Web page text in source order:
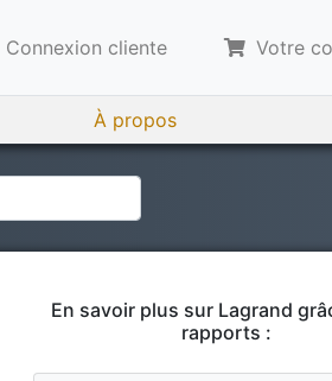
Connexion cliente Votre
À propos
En savoir plus sur Lagrand
rapports :